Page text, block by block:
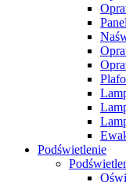
Podświetlenie